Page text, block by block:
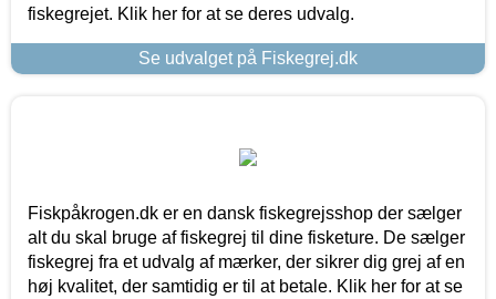
fiskegrejet. Klik her for at se deres udvalg.
Se udvalget på Fiskegrej.dk
Fiskpåkrogen.dk er en dansk fiskegrejsshop der sælger
alt du skal bruge af fiskegrej til dine fisketure. De sælger
fiskegrej fra et udvalg af mærker, der sikrer dig grej af en
høj kvalitet, der samtidig er til at betale. Klik her for at se